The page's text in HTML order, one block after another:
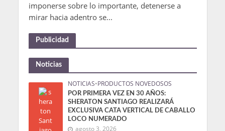
imponerse sobre lo importante, detenerse a
mirar hacia adentro se...
Publicidad
Noticias
NOTICIAS•PRODUCTOS NOVEDOSOS
POR PRIMERA VEZ EN 30 AÑOS:
SHERATON SANTIAGO REALIZARÁ
EXCLUSIVA CATA VERTICAL DE CABALLO
LOCO NUMERADO
agosto 3, 2026